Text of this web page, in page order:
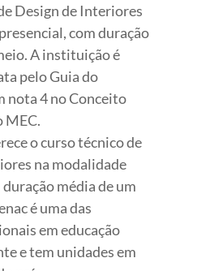
Design de Interiores
com duração
A instituição é
pelo Guia do
nota 4 no Conceito
MEC.
o curso técnico de
na modalidade
média de um
é uma das
em educação
e tem unidades em